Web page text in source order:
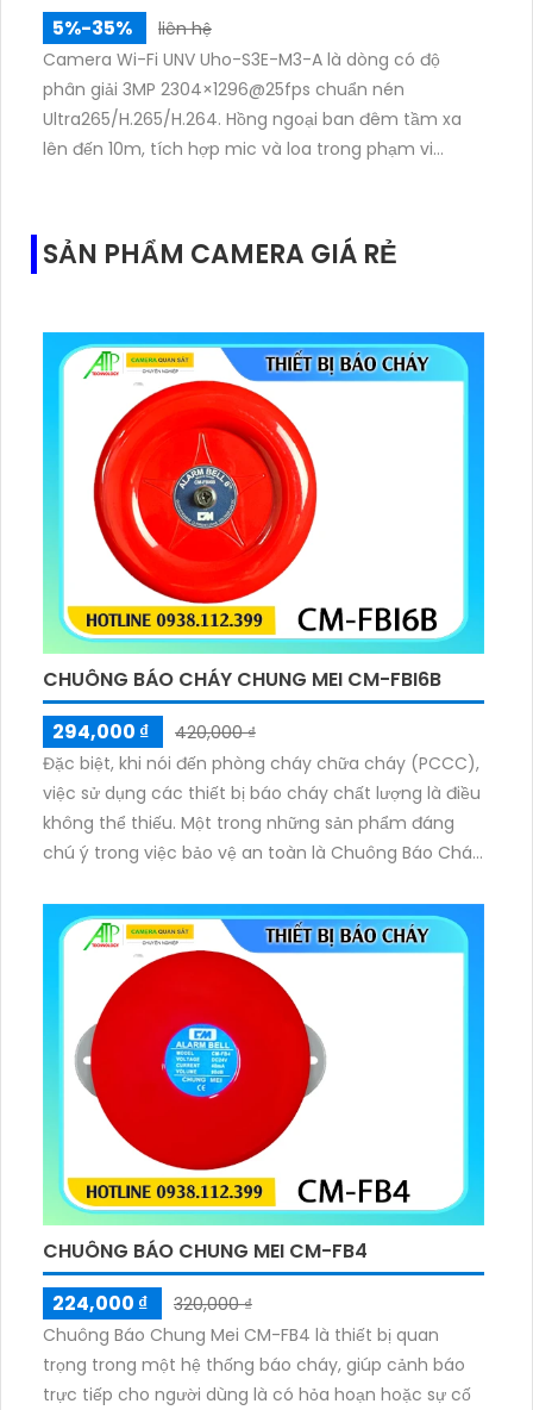
5%-35%
liên hệ
Camera Wi-Fi UNV Uho-S3E-M3-A là dòng có độ
phân giải 3MP 2304×1296@25fps chuẩn nén
Ultra265/H.265/H.264. Hồng ngoại ban đêm tầm xa
lên đến 10m, tích hợp mic và loa trong phạm vi
SẢN PHẨM CAMERA GIÁ RẺ
CHUÔNG BÁO CHÁY CHUNG MEI CM-FBI6B
294,000 ₫
420,000 ₫
Đặc biệt, khi nói đến phòng cháy chữa cháy (PCCC),
việc sử dụng các thiết bị báo cháy chất lượng là điều
không thể thiếu. Một trong những sản phẩm đáng
chú ý trong việc bảo vệ an toàn là Chuông Báo Cháy
đến người dùng trực tiếp
CHUÔNG BÁO CHUNG MEI CM-FB4
224,000 ₫
320,000 ₫
Chuông Báo Chung Mei CM-FB4 là thiết bị quan
trọng trong một hệ thống báo cháy, giúp cảnh báo
trực tiếp cho người dùng là có hỏa hoạn hoặc sự cố